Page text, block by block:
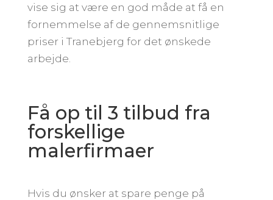
vise sig at være en god måde at få en
fornemmelse af de gennemsnitlige
priser i Tranebjerg for det ønskede
arbejde.
Få op til 3 tilbud fra
forskellige
malerfirmaer
Hvis du ønsker at spare penge på